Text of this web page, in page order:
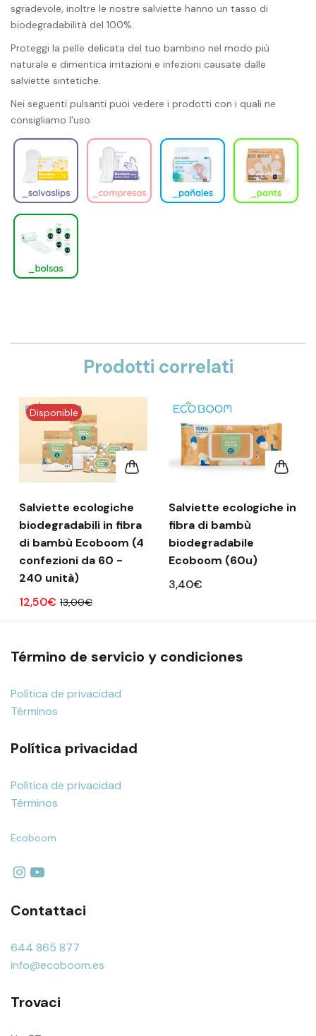
sgradevole, inoltre le nostre salviette hanno un tasso di
biodegradabilità del 100%.
Proteggi la pelle delicata del tuo bambino nel modo più
naturale e dimentica irritazioni e infezioni causate dalle
salviette sintetiche.
Nei seguenti pulsanti puoi vedere i prodotti con i quali ne
consigliamo l'uso:
Prodotti correlati
Disponible
Salviette ecologiche
biodegradabili in fibra
di bambù Ecoboom (4
confezioni da 60 -
240 unità)
12,50€ 13,00€
Salviette ecologiche in
fibra di bambù
biodegradabile
Ecoboom (60u)
3,40€
Término de servicio y condiciones
Política de privacidad
Términos
Política privacidad
Política de privacidad
Términos
Ecoboom
Contattaci
644 865 877
info@ecoboom.es
Trovaci